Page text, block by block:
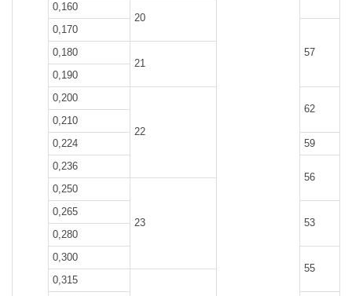
0,160
20
0,170
57
0,180
21
0,190
0,200
22
62
0,210
0,224
59
0,236
56
0,250
23
0,265
53
0,280
0,300
55
0,315